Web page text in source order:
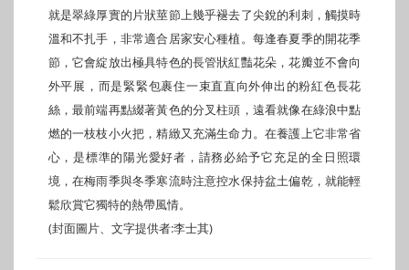
就是翠綠厚實的片狀莖節上幾乎褪去了尖銳的利刺，觸摸時
溫和不扎手，非常適合居家安心種植。每逢春夏季的開花季
節，它會綻放出極具特色的長管狀紅豔花朵，花瓣並不會向
外平展，而是緊緊包裹住一束直直向外伸出的粉紅色長花
絲，最前端再點綴著黃色的分叉柱頭，遠看就像在綠浪中點
燃的一枝枝小火把，精緻又充滿生命力。在養護上它非常省
心，是標準的陽光愛好者，請務必給予它充足的全日照環
境，在梅雨季與冬季寒流時注意控水保持盆土偏乾，就能輕
鬆欣賞它獨特的熱帶風情。
(封面圖片、文字提供者:李士其)